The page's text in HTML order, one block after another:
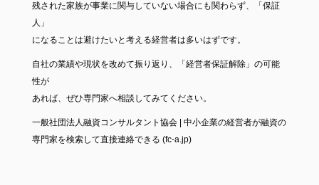
残された家族が事業に関与していない場合にも関わらず、「保証
人」
になることは避けたいと考える経営者は多いはずです。
自社の業績や現状を改めて振り返り、「経営者保証解除」の可能
性が
あれば、ぜひ専門家へ相談してみてください。
一般社団法人融資コンサルタント協会 | 中小企業の経営者が融資の
専門家を検索して直接連絡できる (fc-a.jp)